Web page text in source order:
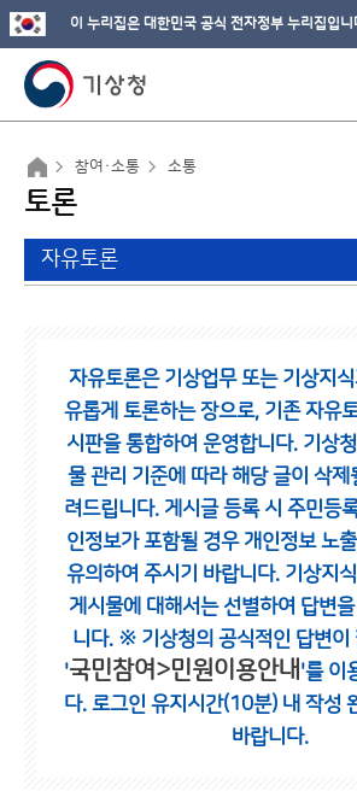
이 누리집은 대한민국 공식 전자정부 누리집입니
참여·소통 소통
토론
자유토론
자유토론은 기상업무 또는 기상지
유롭게 토론하는 장으로, 기존 자유
시판을 통합하여 운영합니다. 기상
물 관리 기준에 따라 해당 글이 삭제
려드립니다. 게시글 등록 시 주민등
인정보가 포함될 경우 개인정보 노
유의하여 주시기 바랍니다. 기상지
게시물에 대해서는 선별하여 답변
니다. ※ 기상청의 공식적인 답변이
'국민참여>민원이용안내 '를 이
다. 로그인 유지시간(10분) 내 작성
바랍니다.